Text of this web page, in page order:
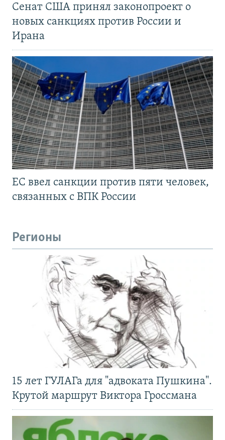
Сенат США принял законопроект о
новых санкциях против России и
Ирана
ЕС ввел санкции против пяти человек,
связанных с ВПК России
Регионы
15 лет ГУЛАГа для "адвоката Пушкина".
Крутой маршрут Виктора Гроссмана